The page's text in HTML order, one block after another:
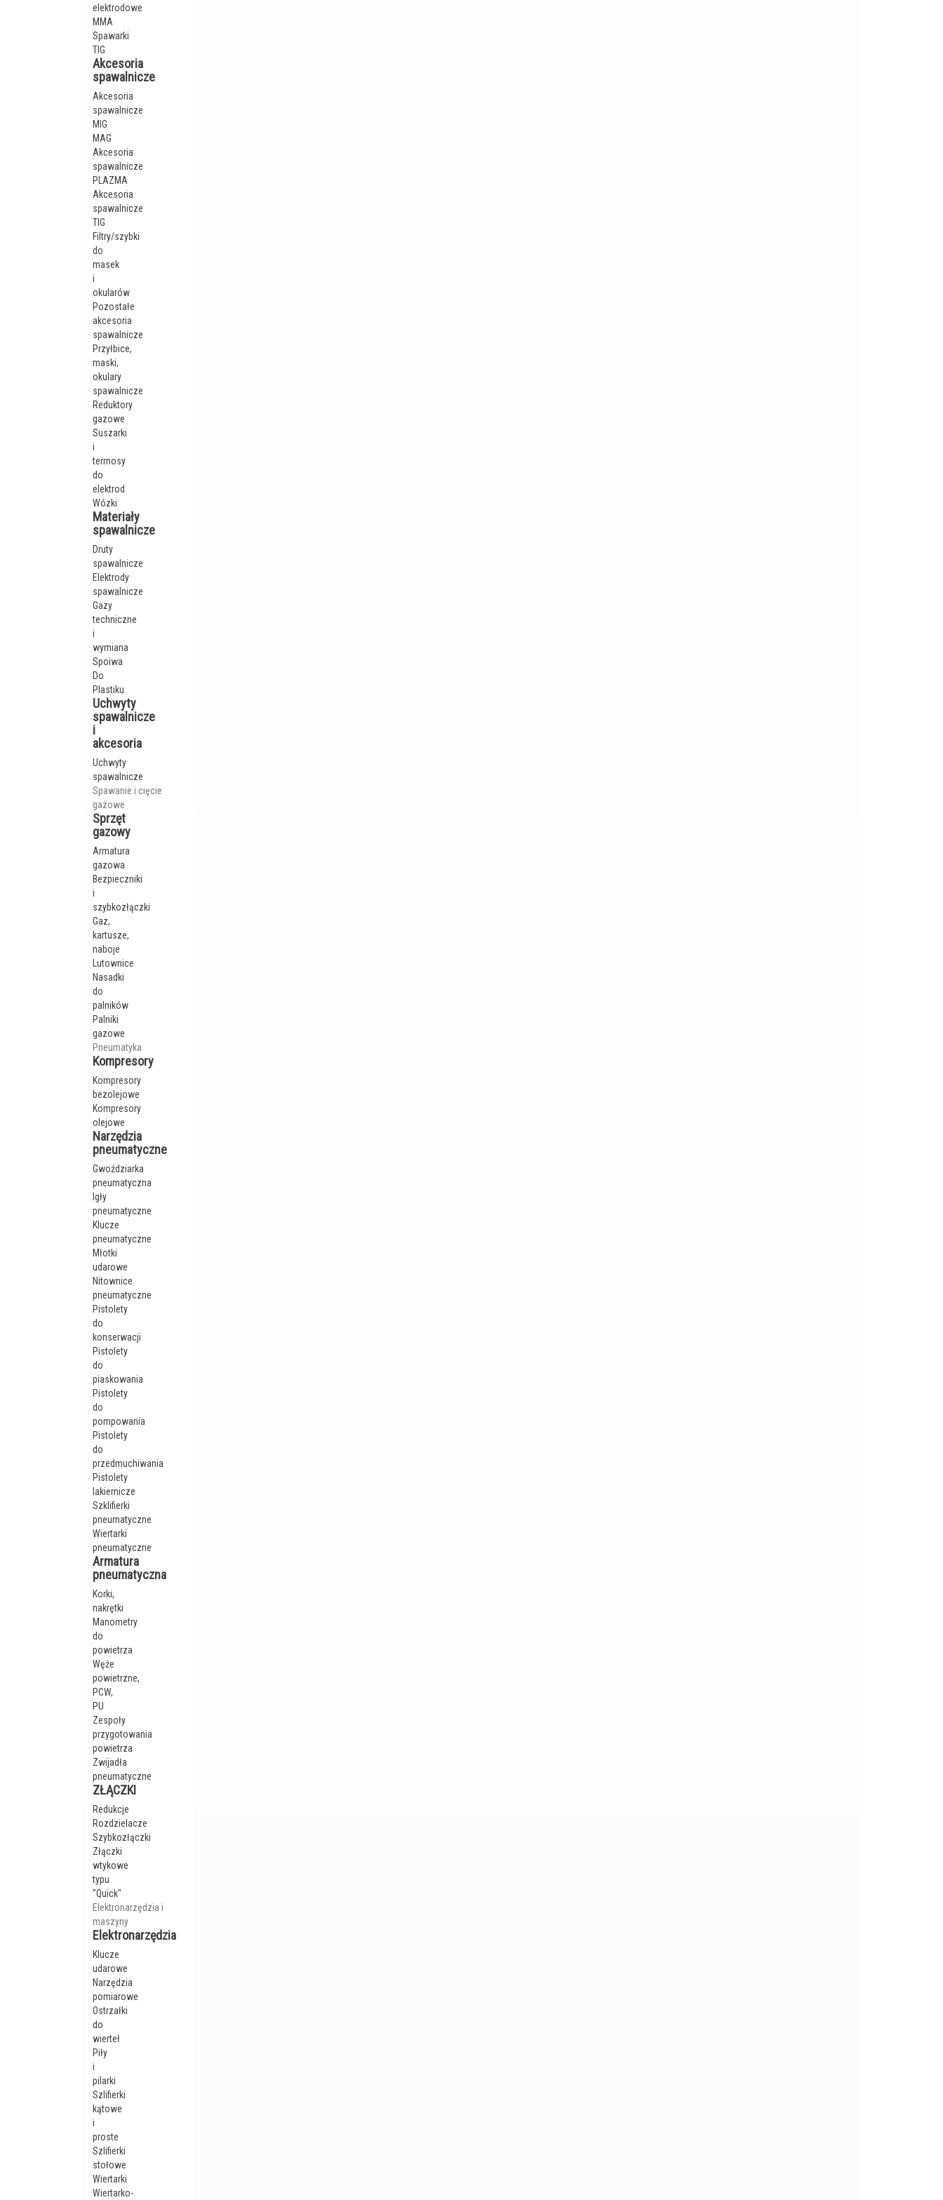
elektrodowe
MMA
Spawarki
TIG
Akcesoria
spawalnicze
Akcesoria
spawalnicze
MIG
MAG
Akcesoria
spawalnicze
PLAZMA
Akcesoria
spawalnicze
TIG
Filtry/szybki
do
masek
i
okularów
Pozostałe
akcesoria
spawalnicze
Przyłbice,
maski,
okulary
spawalnicze
Reduktory
gazowe
Suszarki
i
termosy
do
elektrod
Wózki
Materiały
spawalnicze
Druty
spawalnicze
Elektrody
spawalnicze
Gazy
techniczne
i
wymiana
Spoiwa
Do
Plastiku
Uchwyty
spawalnicze
i
akcesoria
Uchwyty
spawalnicze
Spawanie i cięcie
gazowe
Sprzęt
gazowy
Armatura
gazowa
Bezpieczniki
i
szybkozłączki
Gaz,
kartusze,
naboje
Lutownice
Nasadki
do
palników
Palniki
gazowe
Pneumatyka
Kompresory
Kompresory
bezolejowe
Kompresory
olejowe
Narzędzia
pneumatyczne
Gwoździarka
pneumatyczna
Igły
pneumatyczne
Klucze
pneumatyczne
Młotki
udarowe
Nitownice
pneumatyczne
Pistolety
do
konserwacji
Pistolety
do
piaskowania
Pistolety
do
pompowania
Pistolety
do
przedmuchiwania
Pistolety
lakiernicze
Szklifierki
pneumatyczne
Wiertarki
pneumatyczne
Armatura
pneumatyczna
Korki,
nakrętki
Manometry
do
powietrza
Węże
powietrzne,
PCW,
PU
Zespoły
przygotowania
powietrza
Zwijadła
pneumatyczne
ZŁĄCZKI
Redukcje
Rozdzielacze
Szybkozłączki
Złączki
wtykowe
typu
"Quick"
Elektronarzędzia i
maszyny
Elektronarzędzia
Klucze
udarowe
Narzędzia
pomiarowe
Ostrzałki
do
wierteł
Piły
i
pilarki
Szlifierki
kątowe
i
proste
Szlifierki
stołowe
Wiertarki
Wiertarko-